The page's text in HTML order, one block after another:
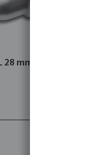
28 mm pers